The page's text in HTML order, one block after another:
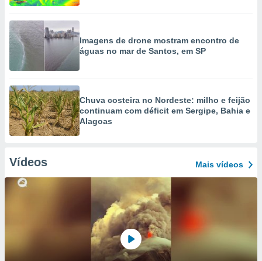
Imagens de drone mostram encontro de
águas no mar de Santos, em SP
Chuva costeira no Nordeste: milho e feijão
continuam com déficit em Sergipe, Bahia e
Alagoas
Vídeos Mais vídeos